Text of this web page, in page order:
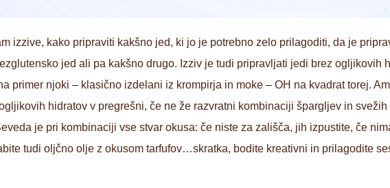
izzive, kako pripraviti kakšno jed, ki jo je potrebno zelo prilagoditi, da je
jed ali pa kakšno drugo. Izziv je tudi pripravljati jedi brez ogljikovih
primer njoki – klasično izdelani iz krompirja in moke – OH na kvadrat torej.
hidratov v pregrešni, če ne že razvratni kombinaciji špargljev in
je pri kombinaciji vse stvar okusa: če niste za zališča, jih izpustite, če
tudi oljčno olje z okusom tarfufov…skratka, bodite kreativni in prilagodite